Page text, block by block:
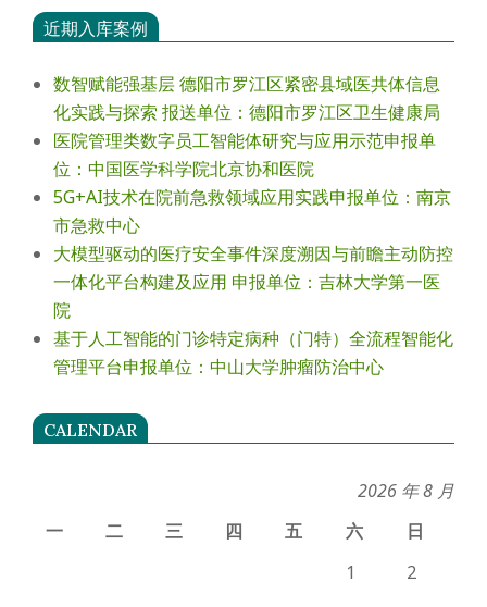
近期入库案例
数智赋能强基层 德阳市罗江区紧密县域医共体信息
化实践与探索 报送单位：德阳市罗江区卫生健康局
医院管理类数字员工智能体研究与应用示范申报单
位：中国医学科学院北京协和医院
5G+AI技术在院前急救领域应用实践申报单位：南京
市急救中心
大模型驱动的医疗安全事件深度溯因与前瞻主动防控
一体化平台构建及应用 申报单位：吉林大学第一医
院
基于人工智能的门诊特定病种（门特）全流程智能化
管理平台申报单位：中山大学肿瘤防治中心
CALENDAR
2026 年 8 月
一
二 三 四 五 六
日
1
2